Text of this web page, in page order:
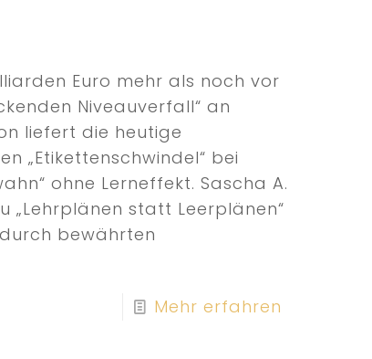
Euro mehr als noch vor
Niveauverfall“ an
liefert die heutige
„Etikettenschwindel“ bei
ohne Lerneffekt. Sascha A.
„Lehrplänen statt Leerplänen“
bewährten
Mehr erfahren